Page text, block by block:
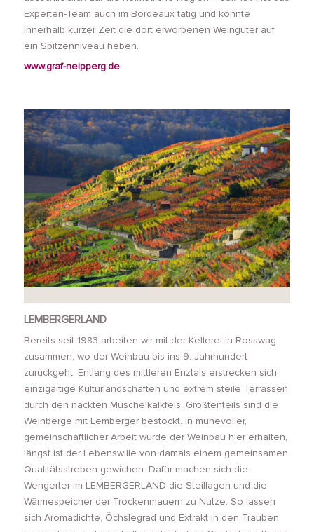
Experten-Team auch im Bordeaux tätig und konnte
innerhalb kurzer Zeit die dort erworbenen Weingüter auf
ein Spitzenniveau heben.
www.graf-neipperg.de
LEMBERGERLAND
Bereits seit 1983 arbeiten wir mit der Kellerei in Rosswag
zusammen, wo der Weinbau bis ins 9. Jahrhundert
zurückgeht. Entlang des mittleren Enztals erstrecken sich
einzigartige Kulturlandschaften und extrem steile Terrassen
durch den nackten Muschelkalkfels. Größtenteils sind die
Weinberge mit Lemberger bestockt. In mühevoller,
gemeinschaftlicher Arbeit wurde der Weinbau hier erhalten,
längst ist der Lebenswille von damals einem gemeinsamen
Qualitätsstreben gewichen. Dafür machen sich die
Wengerter im LEMBERGERLAND die Steillagen und die
Wärmespeicher der Trockenmauern zu Nutze. So lassen
sich Aromadichte, Öchslegrad und Extrakt in den Trauben